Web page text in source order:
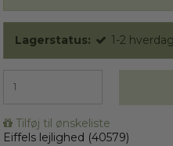
Lagerstatus: 1-2
Tilføj til ønskeliste
Eiffels lejlighed (40579)